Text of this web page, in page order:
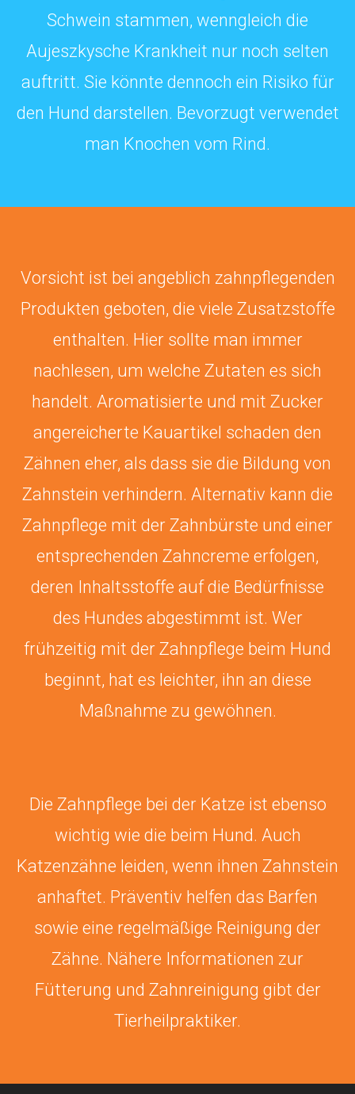
Schwein stammen, wenngleich die
Aujeszkysche Krankheit nur noch selten
auftritt. Sie könnte dennoch ein Risiko für
den Hund darstellen. Bevorzugt verwendet
man Knochen vom Rind.
Vorsicht ist bei angeblich zahnpflegenden
Produkten geboten, die viele Zusatzstoffe
enthalten. Hier sollte man immer
nachlesen, um welche Zutaten es sich
handelt. Aromatisierte und mit Zucker
angereicherte Kauartikel schaden den
Zähnen eher, als dass sie die Bildung von
Zahnstein verhindern. Alternativ kann die
Zahnpflege mit der Zahnbürste und einer
entsprechenden Zahncreme erfolgen,
deren Inhaltsstoffe auf die Bedürfnisse
des Hundes abgestimmt ist. Wer
frühzeitig mit der Zahnpflege beim Hund
beginnt, hat es leichter, ihn an diese
Maßnahme zu gewöhnen.
Die Zahnpflege bei der Katze ist ebenso
wichtig wie die beim Hund. Auch
Katzenzähne leiden, wenn ihnen Zahnstein
anhaftet. Präventiv helfen das Barfen
sowie eine regelmäßige Reinigung der
Zähne. Nähere Informationen zur
Fütterung und Zahnreinigung gibt der
Tierheilpraktiker.